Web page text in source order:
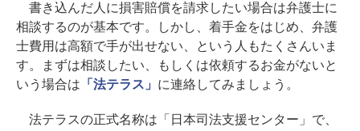
書き込んだ人に損害賠償を請求したい場合は弁護士に
相談するのが基本です。しかし、着手金をはじめ、弁護
士費用は高額で手が出せない、という人もたくさんいま
す。まずは相談したい、もしくは依頼するお金がないと
いう場合は 「法テラス」 に連絡してみましょう。
法テラスの正式名称は「日本司法支援センター」で、